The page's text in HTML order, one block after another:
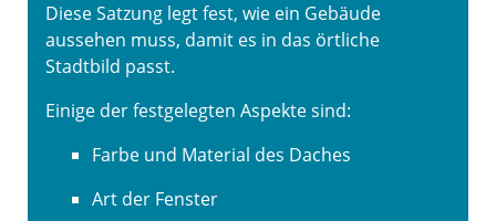
Diese Satzung legt fest, wie ein Gebäude
aussehen muss, damit es in das örtliche
Stadtbild passt.
Einige der festgelegten Aspekte sind:
Farbe und Material des Daches
Art der Fenster